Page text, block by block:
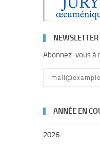
NEWSLETTER
Abonnez-vous à
ANNÉE EN
2026